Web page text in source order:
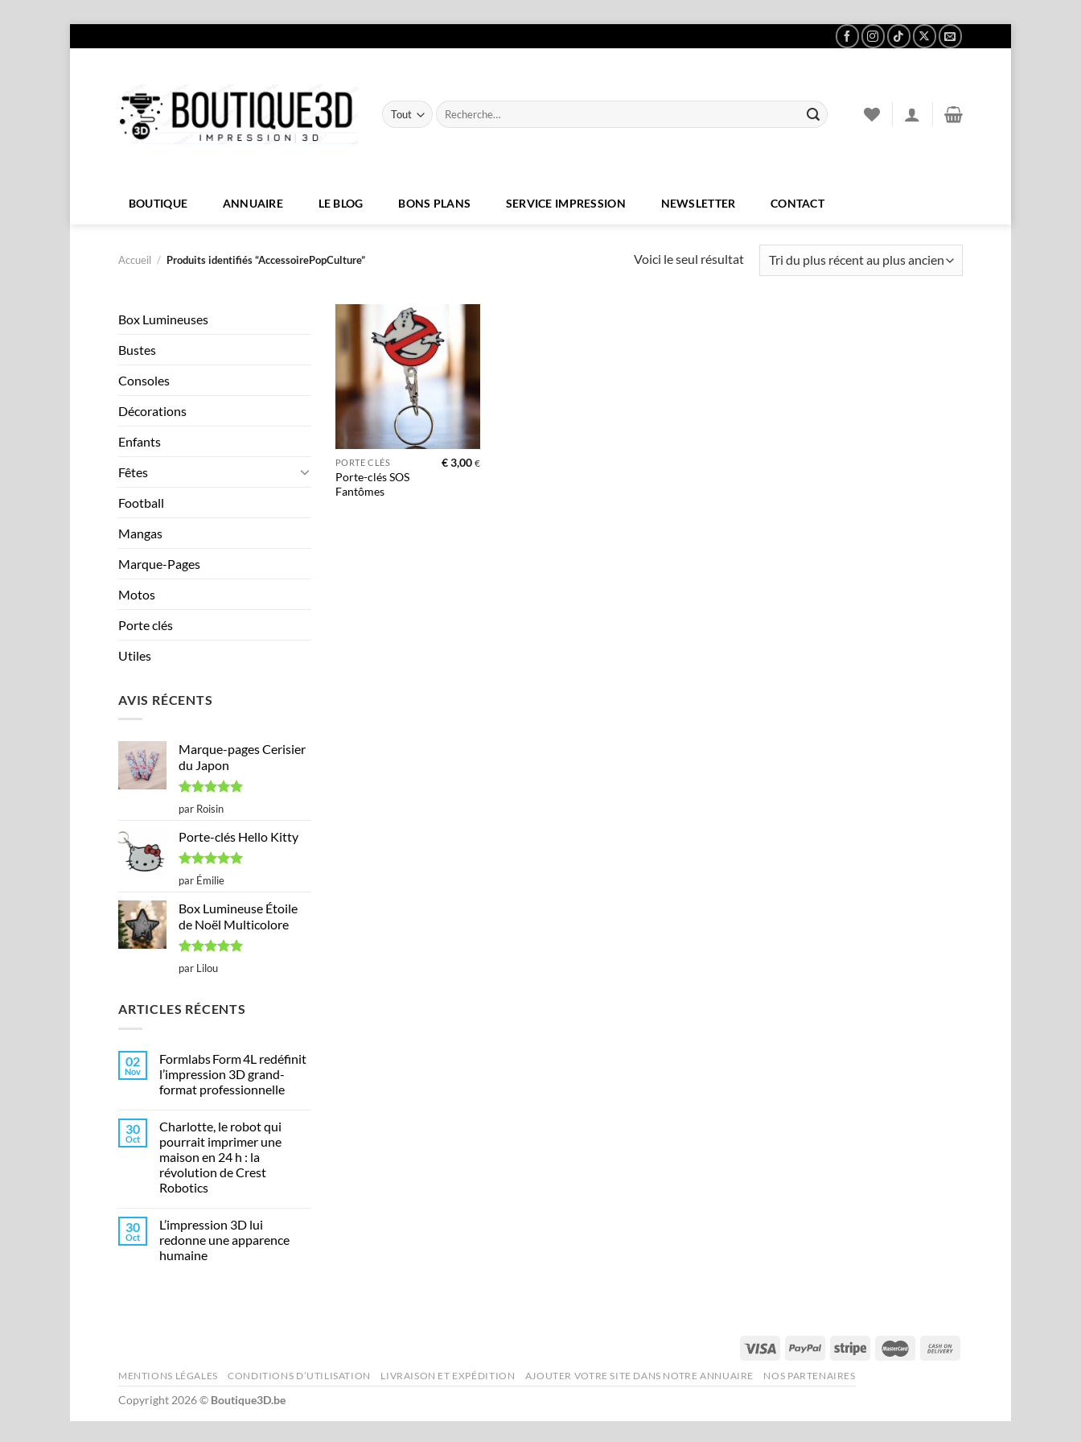
au
Recherche
pour :
BOUTIQUE ANNUAIRE LE BLOG BONS PLANS SERVICE IMPRESSION NEWSLETTER CONTACT
Accueil / Produits identifiés “AccessoirePopCulture” Voici le seul résultat
Box Lumineuses
Bustes
Consoles
Décorations
Enfants
Fêtes
Football
Mangas
Marque-Pages
Motos
Porte clés
Utiles
AVIS RÉCENTS
Marque-pages Cerisier
du Japon
Note5sur
5
par Roisin
Porte-clés Hello Kitty
Note5sur
5
par Émilie
Box Lumineuse Étoile
de Noël Multicolore
Note5sur
5
par Lilou
ARTICLES RÉCENTS
02
Nov
Formlabs Form 4L redéfinit
l’impression 3D grand-
format professionnelle
30
Oct
Charlotte, le robot qui
pourrait imprimer une
maison en 24 h : la
révolution de Crest
Robotics
30
Oct
L’impression 3D lui
redonne une apparence
humaine
Ajouter
à la liste
d’envies
PORTE CLÉS
Porte-clés SOS
Fantômes
€3,00 €
MENTIONS LÉGALES CONDITIONS D’UTILISATION LIVRAISON ET EXPÉDITION AJOUTER VOTRE SITE DANS NOTRE ANNUAIRE NOS PARTENAIRES
Copyright 2026 © Boutique3D.be